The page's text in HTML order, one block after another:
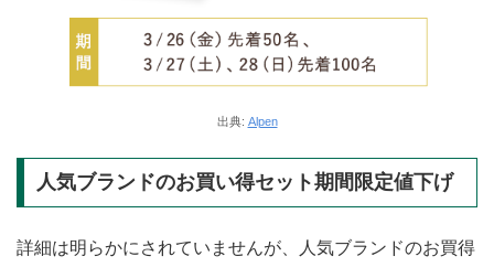
出典: Alpen
人気ブランドのお買い得セット期間限定値下げ
詳細は明らかにされていませんが、人気ブランドのお買得